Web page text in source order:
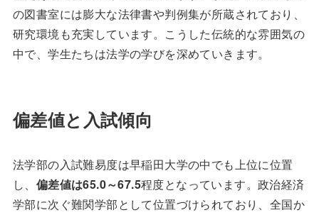
の図書室には膨大な法律書や判例集が所蔵されており、
研究環境も充実しています。こうした伝統的な雰囲気の
中で、学生たちは法学の学びを深めていきます。
偏差値と入試傾向
法学部の入試難易度は早稲田大学の中でも上位に位置
し、 偏差値は65.0～67.5程度となっています。政治経済
学部に次ぐ難関学部として位置づけられており、全国か